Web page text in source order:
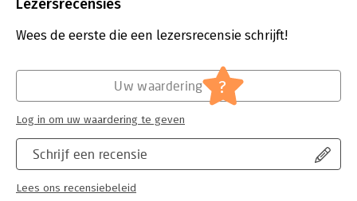
Verschijningsdatum:
23-4-2025
IT-management / ICT
Courseware
Lezersrecensies
Wees de eerste die een lezersrecensie schrijft!
Schrijf een recensie
Lees ons recensiebeleid
Uw waardering ?
Log in om uw waardering te geven